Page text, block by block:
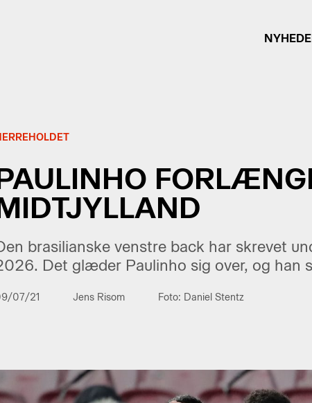
brasilianske venstre back har skrevet
Det glæder Paulinho sig over, og han
07/21 Jens Risom Foto: Daniel Stentz